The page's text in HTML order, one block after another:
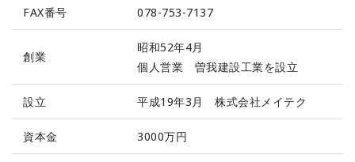
FAX番号 078-753-7137
創業
昭和52年4月
個人営業 曽我建設工業を設立
設立 平成19年3月 株式会社メイテク
資本金 3000万円